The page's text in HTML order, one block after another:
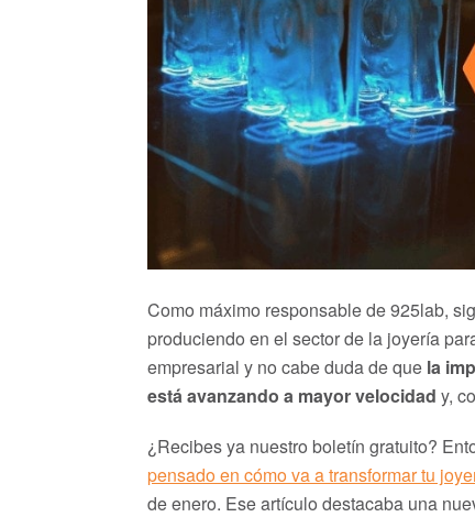
Como máximo responsable de 925lab,
produciendo en el sector de la joyería
empresarial y no cabe duda de que la
está avanzando a mayor velocidad y,
¿Recibes ya nuestro boletín gratuito?
pensado en cómo va a transformar tu
de enero. Ese artículo destacaba una